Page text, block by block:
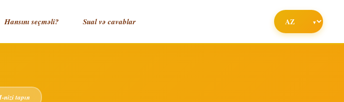
Hansını seçməli? Sual və cavablar
nizi tapın